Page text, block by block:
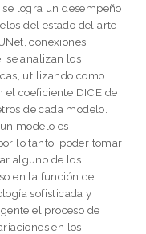
logra un desempeño
del estado del arte
conexiones
se analizan los
utilizando como
el coeficiente DICE de
de cada modelo.
modelo es
lo tanto, poder tomar
alguno de los
en la función de
sofisticada y
el proceso de
en los